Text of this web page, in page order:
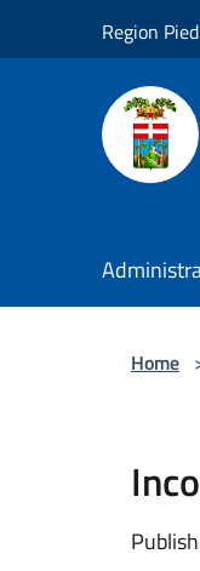
Region
Home